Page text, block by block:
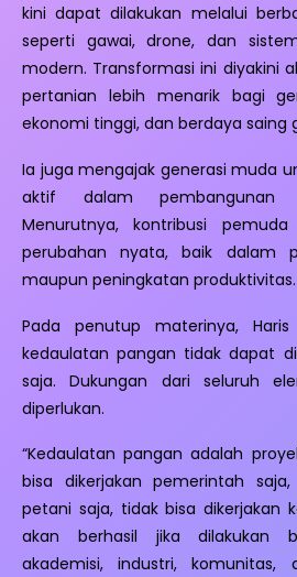
kini dapat dilakukan melalui
seperti gawai, drone, dan
modern. Transformasi ini diyakini
pertanian lebih menarik bagi
ekonomi tinggi, dan berdaya saing
Ia juga mengajak generasi muda
aktif dalam pembangunan
Menurutnya, kontribusi
perubahan nyata, baik dalam
maupun peningkatan produktivitas.
Pada penutup materinya,
kedaulatan pangan tidak dapat
saja. Dukungan dari seluruh
diperlukan.
“Kedaulatan pangan adalah
bisa dikerjakan pemerintah
petani saja, tidak bisa dikerjakan
akan berhasil jika dilakukan
akademisi, industri, komunitas,